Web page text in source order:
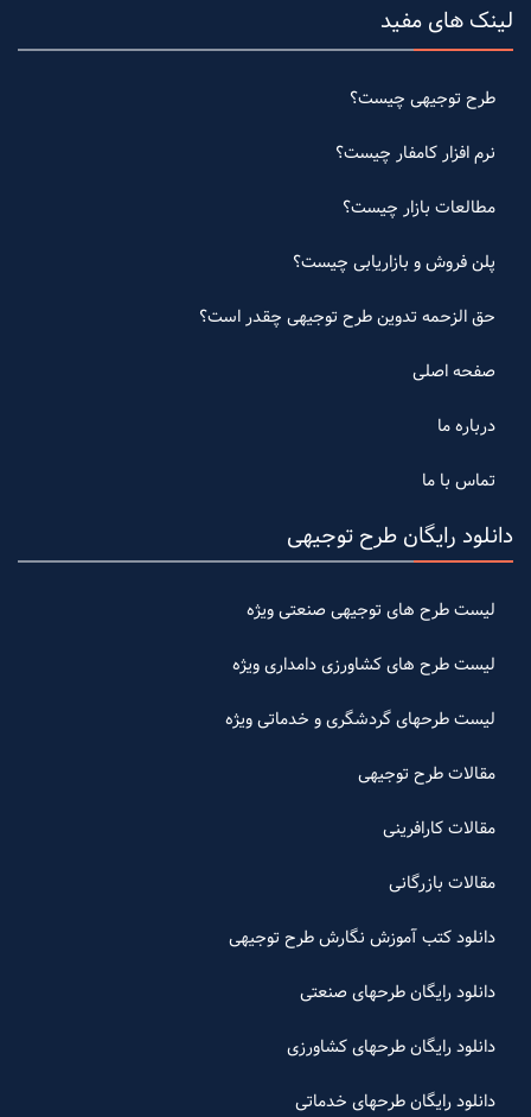
لینک های مفید
طرح توجیهی چیست؟
نرم افزار کامفار چیست؟
مطالعات بازار چیست؟
پلن فروش و بازاریابی چیست؟
حق الزحمه تدوین طرح توجیهی چقدر است؟
صفحه اصلی
درباره ما
تماس با ما
دانلود رایگان طرح توجیهی
لیست طرح های توجیهی صنعتی ویژه
لیست طرح های کشاورزی دامداری ویژه
لیست طرحهای گردشگری و خدماتی ویژه
مقالات طرح توجیهی
مقالات کارافرینی
مقالات بازرگانی
دانلود کتب آموزش نگارش طرح توجیهی
دانلود رایگان طرحهای صنعتی
دانلود رایگان طرحهای کشاورزی
دانلود رایگان طرحهای خدماتی